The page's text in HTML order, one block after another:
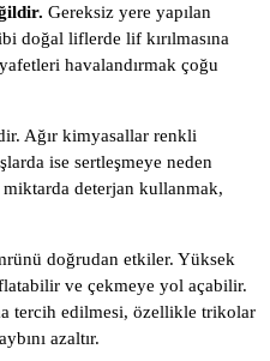
Gereksiz yere yapılan
doğal liflerde lif kırılmasına
havalandırmak çoğu
Ağır kimyasallar renkli
ise sertleşmeye neden
deterjan kullanmak,
doğrudan etkiler. Yüksek
ve çekmeye yol açabilir.
tercih edilmesi, özellikle trikolar
azaltır.